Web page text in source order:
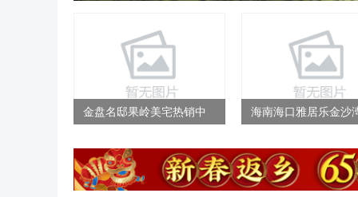
金盘名邸果岭美宅热销中
海南海口雅居乐金沙